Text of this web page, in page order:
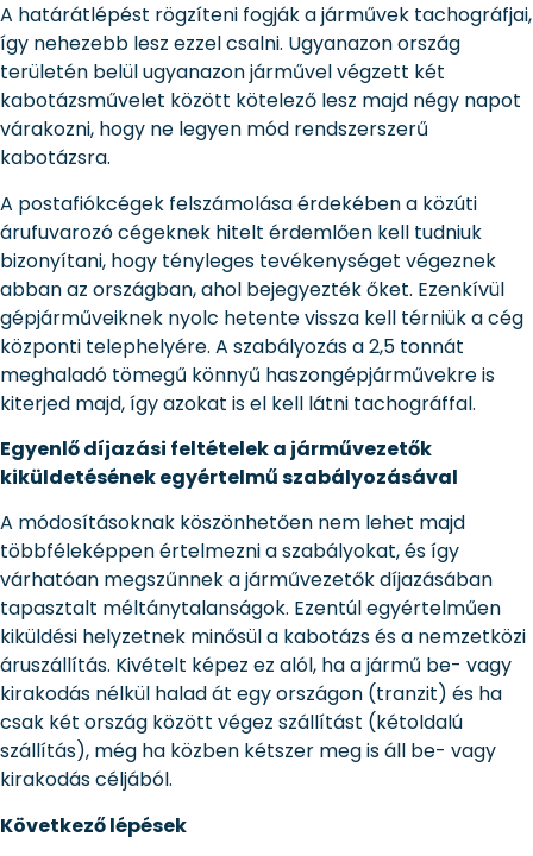
A határátlépést rögzíteni fogják a járművek tachográfjai,
így nehezebb lesz ezzel csalni. Ugyanazon ország
területén belül ugyanazon járművel végzett két
kabotázsművelet között kötelező lesz majd négy napot
várakozni, hogy ne legyen mód rendszerszerű
kabotázsra.
A postafiókcégek felszámolása érdekében a közúti
árufuvarozó cégeknek hitelt érdemlően kell tudniuk
bizonyítani, hogy tényleges tevékenységet végeznek
abban az országban, ahol bejegyezték őket. Ezenkívül
gépjárműveiknek nyolc hetente vissza kell térniük a cég
központi telephelyére. A szabályozás a 2,5 tonnát
meghaladó tömegű könnyű haszongépjárművekre is
kiterjed majd, így azokat is el kell látni tachográffal.
Egyenlő díjazási feltételek a járművezetők
kiküldetésének egyértelmű szabályozásával
A módosításoknak köszönhetően nem lehet majd
többféleképpen értelmezni a szabályokat, és így
várhatóan megszűnnek a járművezetők díjazásában
tapasztalt méltánytalanságok. Ezentúl egyértelműen
kiküldési helyzetnek minősül a kabotázs és a nemzetközi
áruszállítás. Kivételt képez ez alól, ha a jármű be- vagy
kirakodás nélkül halad át egy országon (tranzit) és ha
csak két ország között végez szállítást (kétoldalú
szállítás), még ha közben kétszer meg is áll be- vagy
kirakodás céljából.
Következő lépések